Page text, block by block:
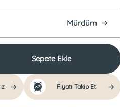
Mürdüm
Sepete Ekle
Fiyatı Takip Et